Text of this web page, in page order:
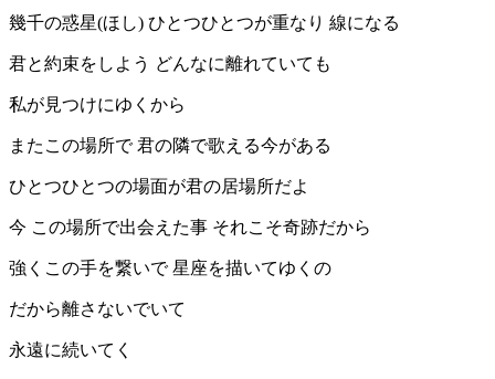
幾千の惑星(ほし) ひとつひとつが重なり 線になる
君と約束をしよう どんなに離れていても
私が見つけにゆくから
またこの場所で 君の隣で歌える今がある
ひとつひとつの場面が君の居場所だよ
今 この場所で出会えた事 それこそ奇跡だから
強くこの手を繋いで 星座を描いてゆくの
だから離さないでいて
永遠に続いてく